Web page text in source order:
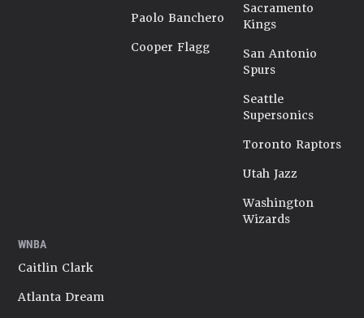
Paolo Banchero
Cooper Flagg
Sacramento
Kings
San Antonio
Spurs
Seattle
Supersonics
Toronto Raptors
Utah Jazz
Washington
Wizards
WNBA
Caitlin Clark
Atlanta Dream